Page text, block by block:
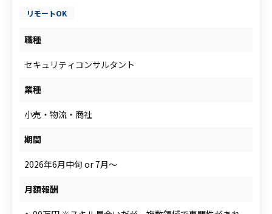
お役立ちコラム
人材をお探しの企業様
案件について相談
リモートOK
職種
セキュリティコンサルタント
業種
小売・物流・商社
期間
2026年6月中旬 or 7月～
月額報酬